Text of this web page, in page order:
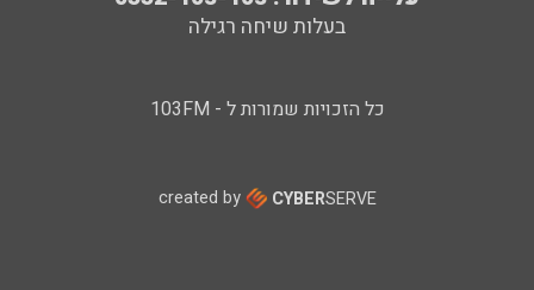
בעלות שיחה רגילה
כל הזכויות שמורות ל - 103FM
created by CYBERSERVE